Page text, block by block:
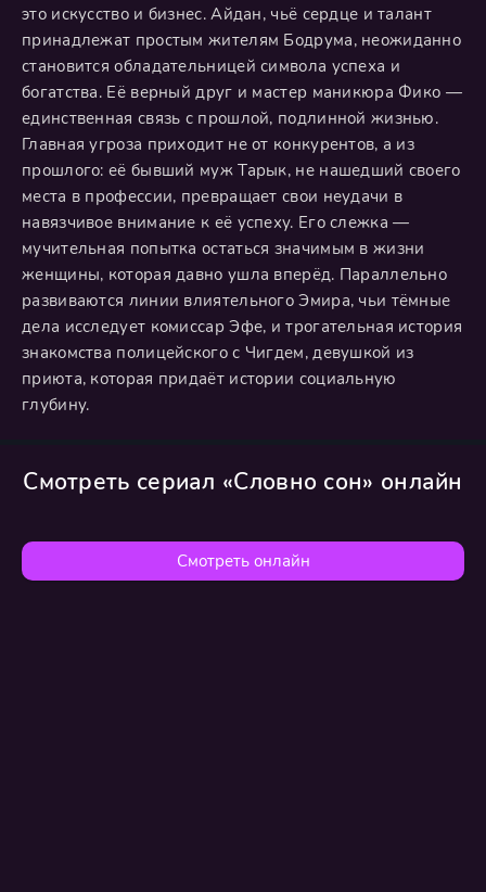
это искусство и бизнес. Айдан, чьё сердце и талант
принадлежат простым жителям Бодрума, неожиданно
становится обладательницей символа успеха и
богатства. Её верный друг и мастер маникюра Фико —
единственная связь с прошлой, подлинной жизнью.
Главная угроза приходит не от конкурентов, а из
прошлого: её бывший муж Тарык, не нашедший своего
места в профессии, превращает свои неудачи в
навязчивое внимание к её успеху. Его слежка —
мучительная попытка остаться значимым в жизни
женщины, которая давно ушла вперёд. Параллельно
развиваются линии влиятельного Эмира, чьи тёмные
дела исследует комиссар Эфе, и трогательная история
знакомства полицейского с Чигдем, девушкой из
приюта, которая придаёт истории социальную
глубину.
Смотреть сериал «Словно сон» онлайн
Смотреть онлайн